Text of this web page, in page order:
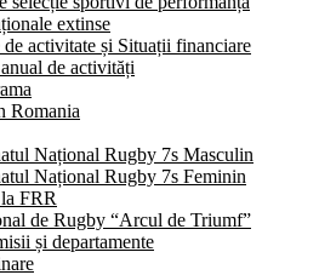
extinse
de activitate și Situații financiare
de activități
Romania
Național Rugby 7s Masculin
Național Rugby 7s Feminin
FRR
de Rugby “Arcul de Triumf”
și departamente